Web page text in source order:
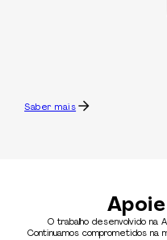
Saber mais
O trabalho desenvolvido na
Continuamos comprometidos